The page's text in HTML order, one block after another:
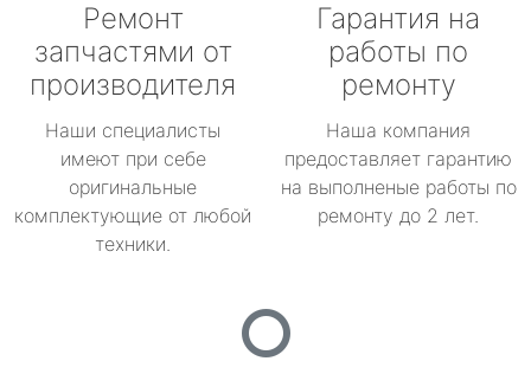
Ремонт
запчастями от
производителя
Наши специалисты
имеют при себе
оригинальные
комплектующие от любой
техники.
Гарантия на
работы по
ремонту
Наша компания
предоставляет гарантию
на выполненые работы по
ремонту до 2 лет.